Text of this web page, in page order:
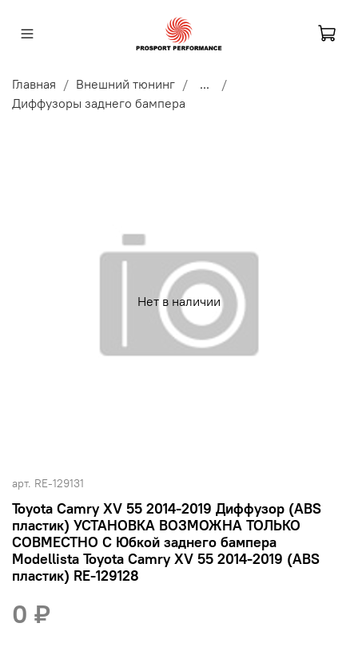
Главная Внешний тюнинг
...
Диффузоры заднего бампера
Нет в наличии
арт. RE-129131
Toyota Camry XV 55 2014-2019 Диффузор (ABS
пластик) УСТАНОВКА ВОЗМОЖНА ТОЛЬКО
СОВМЕСТНО С Юбкой заднего бампера
Modellista Toyota Camry XV 55 2014-2019 (ABS
пластик) RE-129128
0 ₽